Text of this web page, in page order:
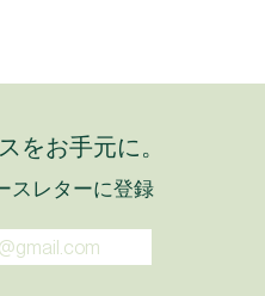
をお手元に。
スレターに登録